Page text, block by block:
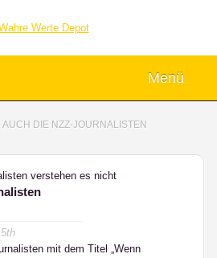
Menü
AUCH DIE NZZ-JOURNALISTEN
mit dem Titel „Wenn